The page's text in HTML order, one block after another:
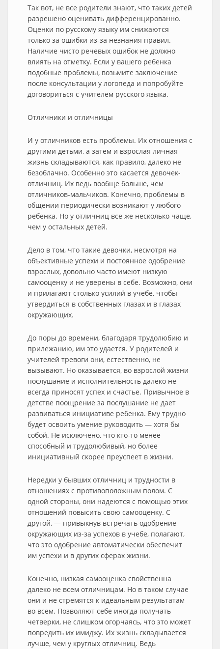
Так вот, не все родители знают, что таких детей
разрешено оценивать дифференцированно.
Оценки по русскому языку им снижаются
только за ошибки из-за незнания правил.
Наличие чисто речевых ошибок не должно
влиять на отметку. Если у вашего ребенка
подобные проблемы, возьмите заключение
после консультации у логопеда и попробуйте
договориться с учителем русского языка.
Отличники и отличницы
И у отличников есть проблемы. Их отношения с
другими детьми, а затем и взрослая личная
жизнь складываются, как правило, далеко не
безоблачно. Особенно это касается девочек-
отличниц. Их ведь вообще больше, чем
отличников-мальчиков. Конечно, проблемы в
общении периодически возникают у любого
ребенка. Но у отличниц все же несколько чаще,
чем у остальных детей.
Дело в том, что такие девочки, несмотря на
объективные успехи и постоянное одобрение
взрослых, довольно часто имеют низкую
самооценку и не уверены в себе. Возможно, они
и прилагают столько усилий в учебе, чтобы
утвердиться в собственных глазах и в глазах
окружающих.
До поры до времени, благодаря трудолюбию и
прилежанию, им это удается. У родителей и
учителей тревоги они, естественно, не
вызывают. Но оказывается, во взрослой жизни
послушание и исполнительность далеко не
всегда приносят успех и счастье. Привычное в
детстве поощрение за послушание не дает
развиваться инициативе ребенка. Ему трудно
будет освоить умение руководить — хотя бы
собой. Не исключено, что кто-то менее
способный и трудолюбивый, но более
инициативный скорее преуспеет в жизни.
Нередки у бывших отличниц и трудности в
отношениях с противоположным полом. С
одной стороны, они надеются с помощью этих
отношений повысить свою самооценку. С
другой, — привыкнув встречать одобрение
окружающих из-за успехов в учебе, полагают,
что это одобрение автоматически обеспечит
им успехи и в других сферах жизни.
Конечно, низкая самооценка свойственна
далеко не всем отличницам. Но в таком случае
они и не стремятся к идеальным результатам
во всем. Позволяют себе иногда получать
четверки, не слишком огорчаясь, что это может
повредить их имиджу. Их жизнь складывается
лучше, чем у круглых отличниц. Ведь